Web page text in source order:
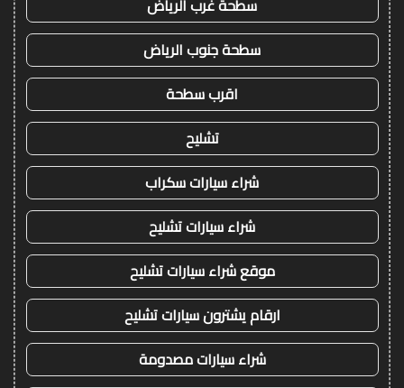
سطحة جنوب الرياض
اقرب سطحة
تشليح
شراء سيارات سكراب
شراء سيارات تشليح
موقع شراء سيارات تشليح
ارقام يشترون سيارات تشليح
شراء سيارات مصدومة